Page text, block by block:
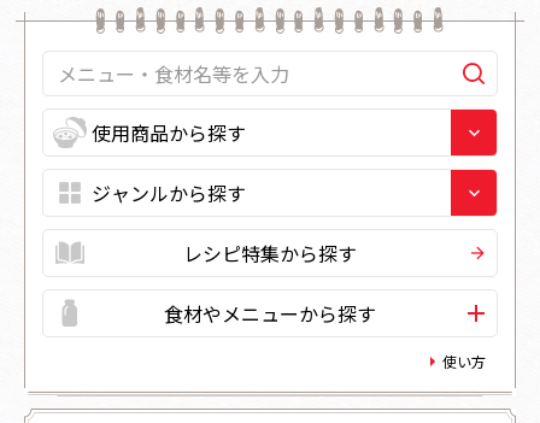
レシピ特集から探す
食材やメニューから探す
使い方